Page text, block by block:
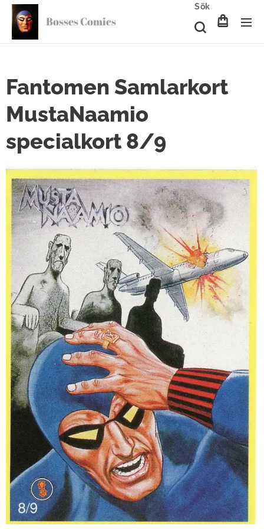
Bosses Comics
Sök
Fantomen Samlarkort
MustaNaamio
specialkort 8/9